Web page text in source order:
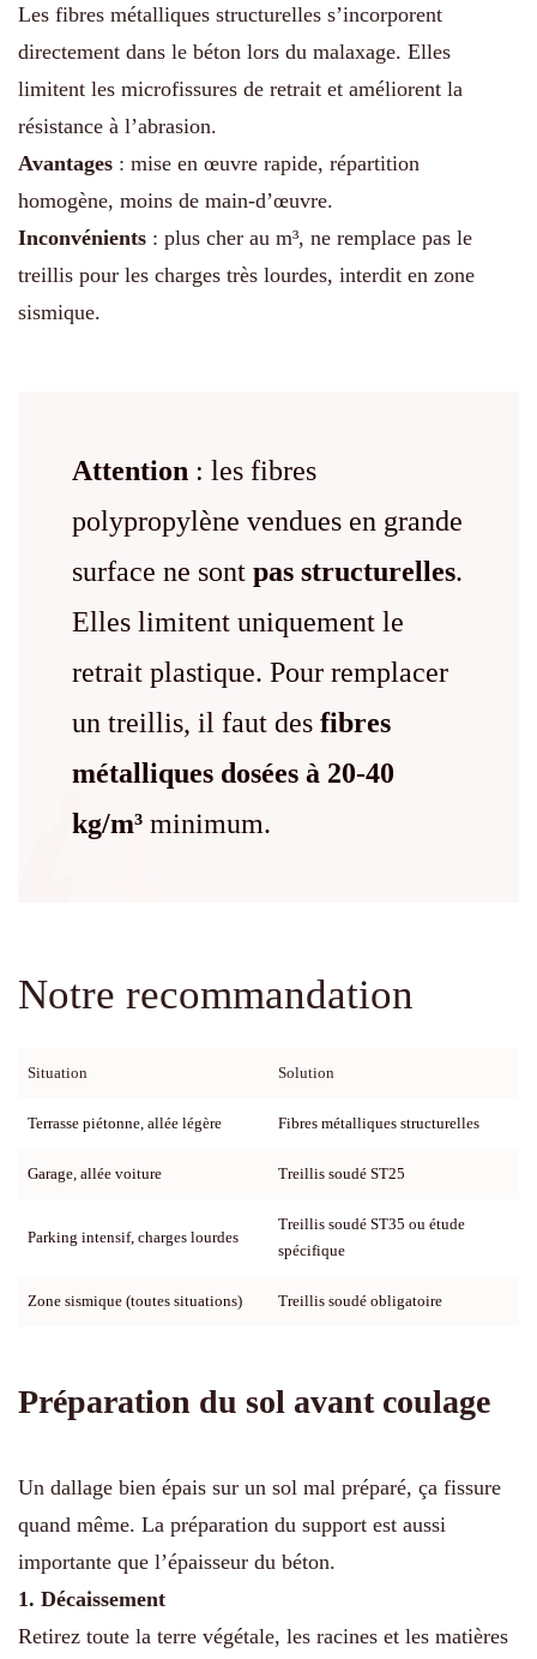
Les fibres métalliques structurelles s’incorporent
directement dans le béton lors du malaxage. Elles
limitent les microfissures de retrait et améliorent la
résistance à l’abrasion.
Avantages : mise en œuvre rapide, répartition
homogène, moins de main-d’œuvre.
Inconvénients : plus cher au m³, ne remplace pas le
treillis pour les charges très lourdes, interdit en zone
sismique.
Attention : les fibres
polypropylène vendues en grande
surface ne sont pas structurelles.
Elles limitent uniquement le
retrait plastique. Pour remplacer
un treillis, il faut des fibres
métalliques dosées à 20-40
kg/m³ minimum.
Notre recommandation
Situation Solution
Terrasse piétonne, allée légère Fibres métalliques structurelles
Garage, allée voiture Treillis soudé ST25
Parking intensif, charges lourdes
Treillis soudé ST35 ou étude
spécifique
Zone sismique (toutes situations) Treillis soudé obligatoire
Préparation du sol avant coulage
Un dallage bien épais sur un sol mal préparé, ça fissure
quand même. La préparation du support est aussi
importante que l’épaisseur du béton.
1. Décaissement
Retirez toute la terre végétale, les racines et les matières